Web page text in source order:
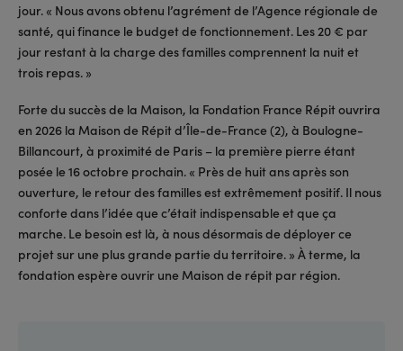
jour. « Nous avons obtenu l’agrément de l’Agence régionale de
santé, qui finance le budget de fonctionnement. Les 20 € par
jour restant à la charge des familles comprennent la nuit et
trois repas. »
Forte du succès de la Maison, la Fondation France Répit ouvrira
en 2026 la Maison de Répit d’Île-de-France (2), à Boulogne-
Billancourt, à proximité de Paris – la première pierre étant
posée le 16 octobre prochain. « Près de huit ans après son
ouverture, le retour des familles est extrêmement positif. Il nous
conforte dans l’idée que c’était indispensable et que ça
marche. Le besoin est là, à nous désormais de déployer ce
projet sur une plus grande partie du territoire. » À terme, la
fondation espère ouvrir une Maison de répit par région.